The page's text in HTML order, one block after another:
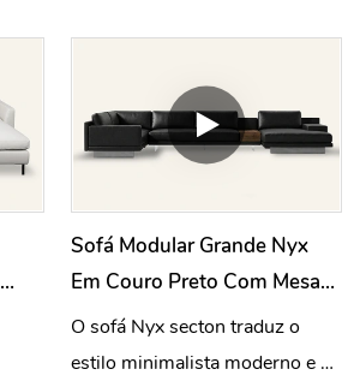
Sofá Modular Grande Nyx
Em Couro Preto Com Mesa
Lateral RC822
O sofá Nyx secton traduz o
estilo minimalista moderno e o